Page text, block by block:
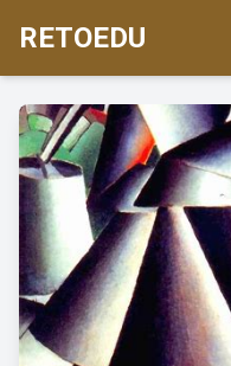
RETOEDU